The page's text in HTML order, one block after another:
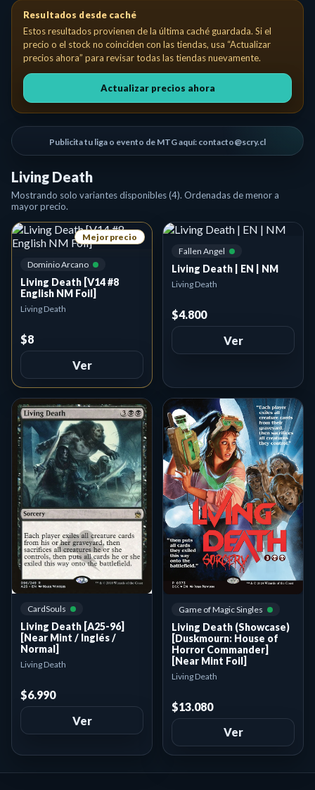
Resultados desde caché
Estos resultados provienen de la última caché guardada. Si el
precio o el stock no coinciden con las tiendas, usa “Actualizar
precios ahora” para revisar todas las tiendas nuevamente.
Actualizar precios ahora
Publicita tu liga o evento de MTG aquí: contacto@scry.cl
Living Death
Mostrando solo variantes disponibles (4). Ordenadas de menor a
mayor precio.
Mejor precio
Dominio Arcano
Living Death [V14 #8
English NM Foil]
Living Death
$8
Ver
Fallen Angel
Living Death | EN | NM
Living Death
$4.800
Ver
CardSouls
Living Death [A25-96]
[Near Mint / Inglés /
Normal]
Living Death
$6.990
Ver
Game of Magic Singles
Living Death (Showcase)
[Duskmourn: House of
Horror Commander]
[Near Mint Foil]
Living Death
$13.080
Ver